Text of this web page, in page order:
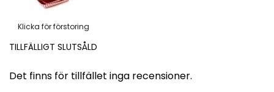
Klicka för förstoring
TILLFÄLLIGT SLUTSÅLD
Det finns för tillfället inga recensioner.